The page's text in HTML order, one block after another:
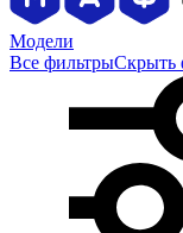
Модели
Все фильтрыСкрыть